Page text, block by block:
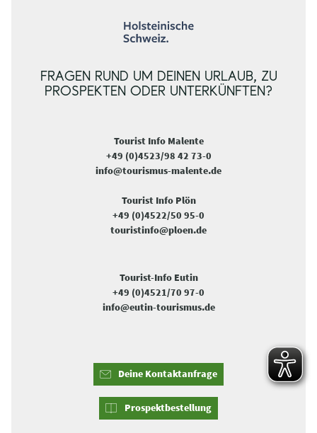
FRAGEN RUND UM DEINEN URLAUB, ZU
PROSPEKTEN ODER UNTERKÜNFTEN?
Tourist Info Malente
+49 (0)4523/98 42 73-0
info@tourismus-malente.de
Tourist Info Plön
+49 (0)4522/50 95-0
touristinfo@ploen.de
Tourist-Info Eutin
+49 (0)4521/70 97-0
info@eutin-tourismus.de
Deine Kontaktanfrage
Prospektbestellung